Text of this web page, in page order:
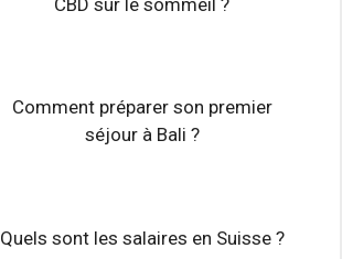
Comment préparer son premier
séjour à Bali ?
Quels sont les salaires en Suisse ?